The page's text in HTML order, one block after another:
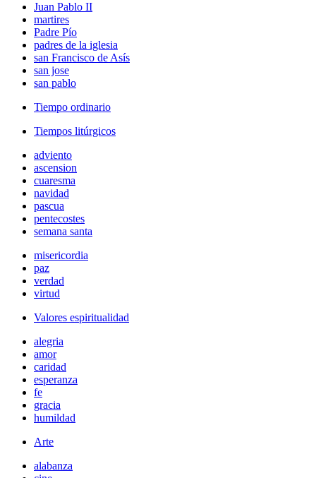
Juan Pablo II
martires
Padre Pío
padres de la iglesia
san Francisco de Asís
san jose
san pablo
Tiempo ordinario
Tiempos litúrgicos
adviento
ascension
cuaresma
navidad
pascua
pentecostes
semana santa
misericordia
paz
verdad
virtud
Valores espiritualidad
alegria
amor
caridad
esperanza
fe
gracia
humildad
Arte
alabanza